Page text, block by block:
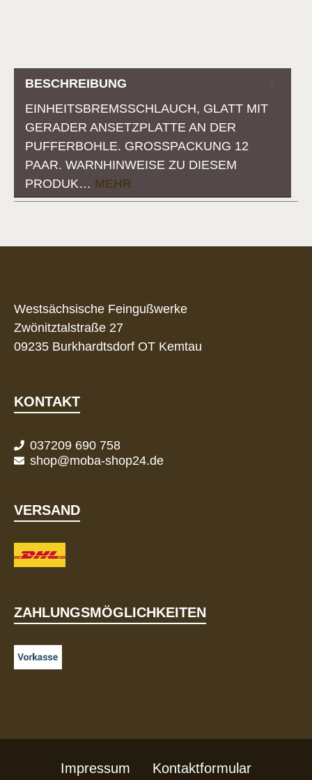
BESCHREIBUNG
EINHEITSBREMSSCHLAUCH, GLATT MIT
GERADER ANSETZPLATTE AN DER
PUFFERBOHLE. GROSSPACKUNG 12 P
AAR. WARNHINWEISE ZU DIESEM P
RODUK… MEHR
Westsächsische Feingußwerke
Zwönitztalstraße 27
09235 Burkhardtsdorf OT Kemtau
KONTAKT
037209 690 758
shop@moba-shop24.de
VERSAND
ZAHLUNGSMÖGLICHKEITEN
Impressum Kontaktformular